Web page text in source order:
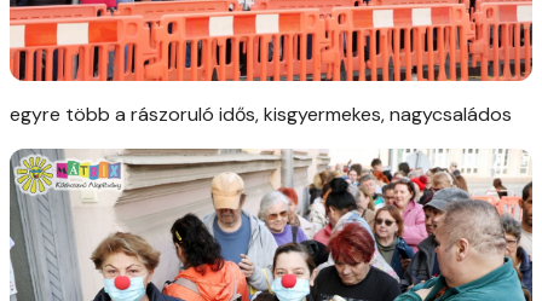
egyre több a rászoruló idős, kisgyermekes, nagycsaládos